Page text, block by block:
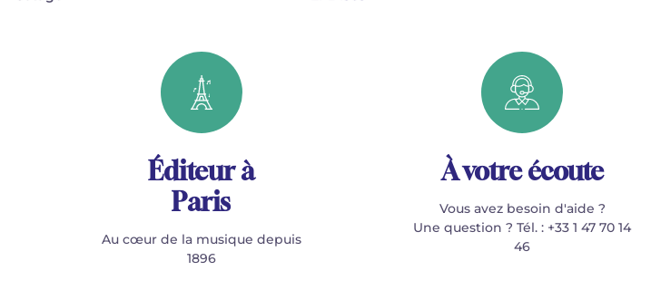
Éditeur à
Paris
Au cœur de la musique depuis
1896
À votre écoute
Vous avez besoin d'aide ?
Une question ? Tél. : +33 1 47 70 14
46